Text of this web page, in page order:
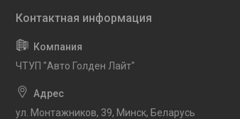
ЧТУП "Авто Голден Лайт"
ул. Монтажников, 39, Минск, Беларусь